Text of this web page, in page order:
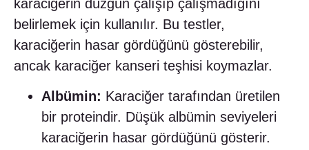
karaciğerin düzgün çalışıp çalışmadığını
belirlemek için kullanılır. Bu testler,
karaciğerin hasar gördüğünü gösterebilir,
ancak karaciğer kanseri teşhisi koymazlar.
Albümin: Karaciğer tarafından üretilen
bir proteindir. Düşük albümin seviyeleri
karaciğerin hasar gördüğünü gösterir.